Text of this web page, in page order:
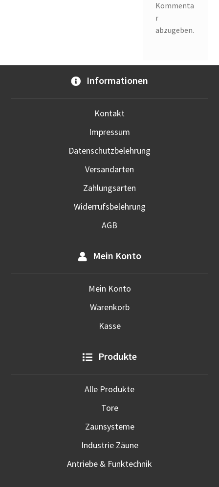
Kommenta
r
abzugeben.
Informationen
Kontakt
Impressum
Datenschutzbelehrung
Versandarten
Zahlungsarten
Widerrufsbelehrung
AGB
Mein Konto
Mein Konto
Warenkorb
Kasse
Produkte
Alle Produkte
Tore
Zaunsysteme
Industrie Zäune
Antriebe & Funktechnik